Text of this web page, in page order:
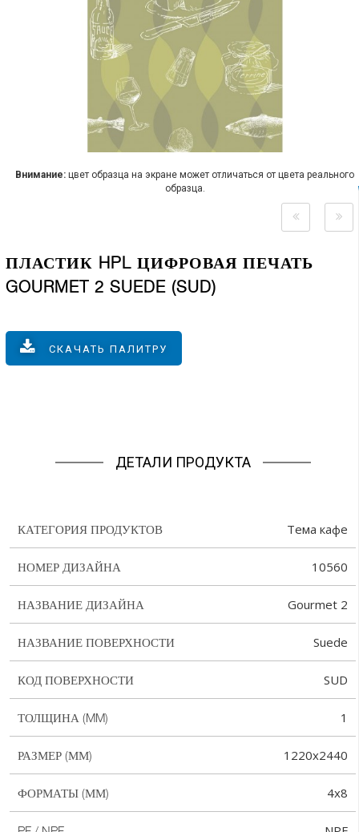
Внимание: цвет образца на экране может отличаться от цвета реального
образца.
ПЛАСТИК HPL ЦИФРОВАЯ ПЕЧАТЬ
GOURMET 2 SUEDE (SUD)
СКАЧАТЬ ПАЛИТРУ
ДЕТАЛИ ПРОДУКТА
КАТЕГОРИЯ ПРОДУКТОВ Тема кафе
НОМЕР ДИЗАЙНА 10560
НАЗВАНИЕ ДИЗАЙНА Gourmet 2
НАЗВАНИЕ ПОВЕРХНОСТИ Suede
КОД ПОВЕРХНОСТИ SUD
ТОЛЩИНА (MM) 1
РАЗМЕР (ММ) 1220x2440
ФОРМАТЫ (ММ) 4x8